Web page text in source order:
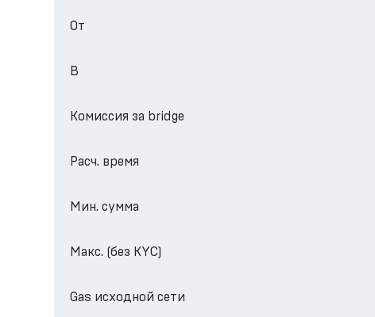
От
В
Комиссия за bridge
Расч. время
Мин. сумма
Макс. (без KYC)
Gas исходной сети